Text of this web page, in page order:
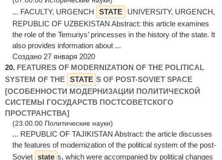
... FACULTY, URGENCH STATE
UNIVERSITY, URGENCH,
REPUBLIC OF UZBEKISTAN Abstract: this article examines
the role of the Temuriys’ princesses in the history of the state. It
also provides information about ...
Создано 27 января 2020
20. FEATURES OF MODERNIZATION OF THE POLITICAL
SYSTEM OF THE STATE S OF POST-SOVIET SPACE
[ОСОБЕННОСТИ МОДЕРНИЗАЦИИ ПОЛИТИЧЕСКОЙ
СИСТЕМЫ ГОСУДАРСТВ ПОСТСОВЕТСКОГО
ПРОСТРАНСТВА]
(23.00.00 Политические науки)
... REPUBLIC OF TAJIKISTAN Abstract: the article discusses
the features of modernization of the political system of the post-
Soviet state s, which were accompanied by political changes